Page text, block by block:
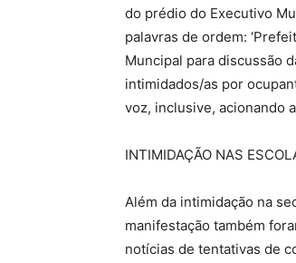
do prédio do Executivo
palavras de ordem:
Muncipal para discussão
intimidados/as por
voz, inclusive, acionando
INTIMIDAÇÃO NAS
Além da intimidação na
manifestação também
notícias de tentativas de